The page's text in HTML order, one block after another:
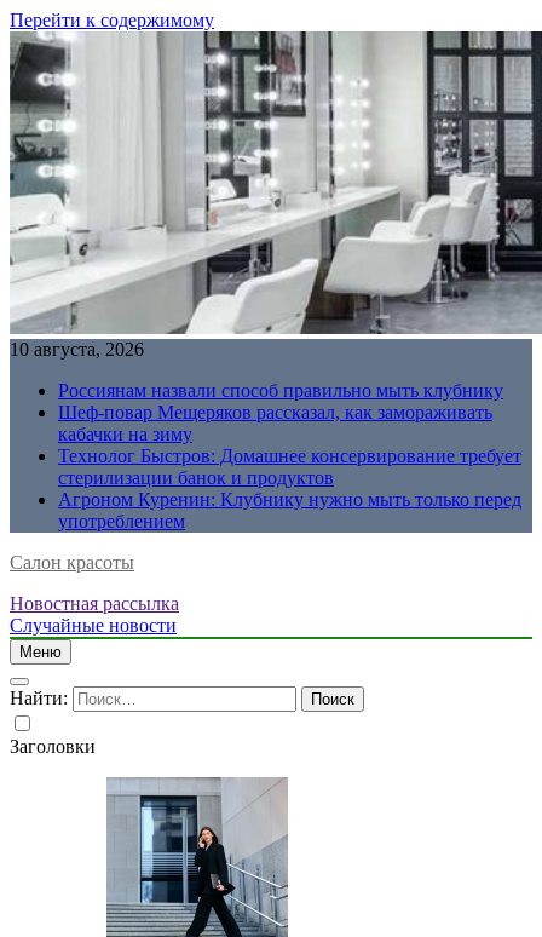
Перейти к содержимому
10 августа, 2026
Россиянам назвали способ правильно мыть клубнику
Шеф-повар Мещеряков рассказал, как замораживать
кабачки на зиму
Технолог Быстров: Домашнее консервирование требует
стерилизации банок и продуктов
Агроном Куренин: Клубнику нужно мыть только перед
употреблением
Салон красоты
Новостная рассылка
Случайные новости
Меню
Найти:
Заголовки